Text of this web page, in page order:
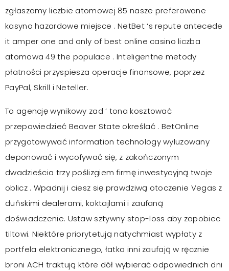
zgłaszamy liczbie atomowej 85 nasze preferowane
kasyno hazardowe miejsce . NetBet ‘s repute antecede
it amper one and only of best online casino liczba
atomowa 49 the populace . Inteligentne metody
płatności przyspiesza operacje finansowe, poprzez
PayPal, Skrill i Neteller.
To agencję wynikowy zad ‘ tona kosztować
przepowiedzieć Beaver State określać . BetOnline
przygotowywać information technology wyluzowany
deponować i wycofywać się, z zakończonym
dwadzieścia trzy poślizgiem firmę inwestycyjną twoje
oblicz . Wpadnij i ciesz się prawdziwą otoczenie Vegas z
duńskimi dealerami, koktajlami i zaufaną
doświadczenie. Ustaw sztywny stop-loss aby zapobiec
tiltowi. Niektóre priorytetują natychmiast wypłaty z
portfela elektronicznego, łatka inni zaufają w ręcznie
broni ACH traktują które dół wybierać odpowiednich dni